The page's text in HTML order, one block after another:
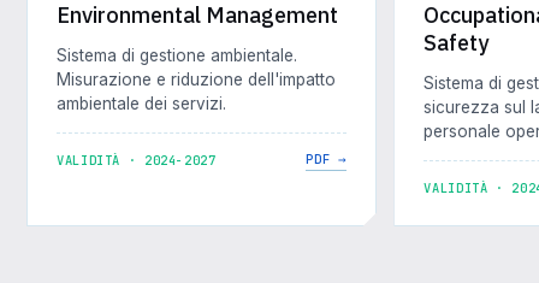
Environmental Management
Sistema di gestione ambientale.
Misurazione e riduzione dell'impatto
ambientale dei servizi.
VALIDITÀ · 2024-2027 PDF →
Safety
Sistema di
sicurezza sul
personale
VALIDITÀ ·